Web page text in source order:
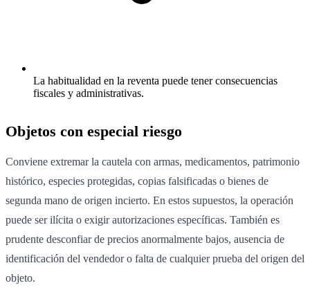
La habitualidad en la reventa puede tener consecuencias
fiscales y administrativas.
Objetos con especial riesgo
Conviene extremar la cautela con armas, medicamentos, patrimonio
histórico, especies protegidas, copias falsificadas o bienes de
segunda mano de origen incierto. En estos supuestos, la operación
puede ser ilícita o exigir autorizaciones específicas. También es
prudente desconfiar de precios anormalmente bajos, ausencia de
identificación del vendedor o falta de cualquier prueba del origen del
objeto.